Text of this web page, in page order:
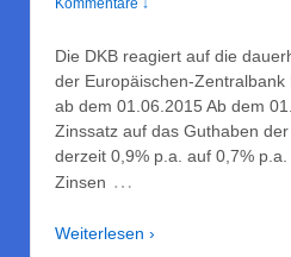
Kommentare ↓
Die DKB reagiert auf die
der Europäischen-Zentralbank
ab dem 01.06.2015 Ab dem
Zinssatz auf das Guthaben
derzeit 0,9% p.a. auf 0,7% p.a.
Zinsen …
Weiterlesen ›